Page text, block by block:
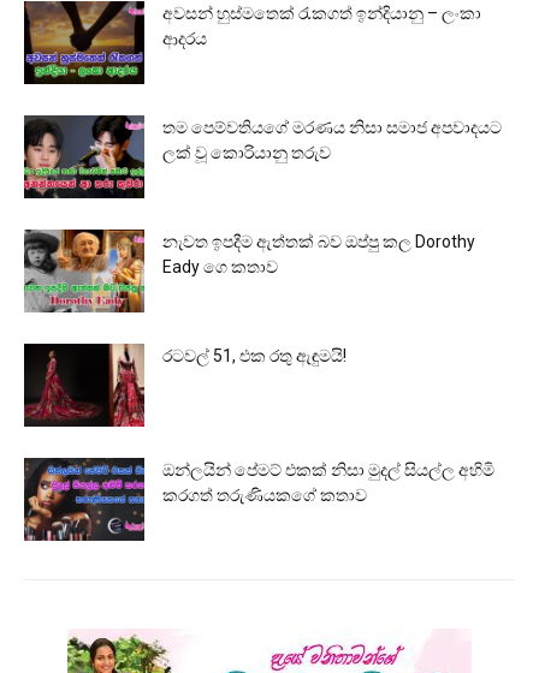
අවසන් හුස්මතෙක් රැකගත් ඉන්දියානු – ලංකා
ආදරය
තම පෙම්වතියගේ මරණය නිසා සමාජ අපවාදයට
ලක් වූ කොරියානු තරුව
නැවත ඉපදීම ඇත්තක් බව ඔප්පු කල Dorothy
Eady ගෙ කතාව
රටවල් 51, එක රතු ඇඳුමයි!
ඔන්ලයින් පේමට් එකක් නිසා මුදල් සියල්ල අහිමි
කරගත් තරුණියකගේ කතාව